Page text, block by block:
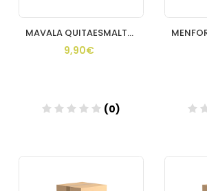
MAVALA QUITAESMALTE CRYSTAL (SIN OLOR)
9,90€
(0)